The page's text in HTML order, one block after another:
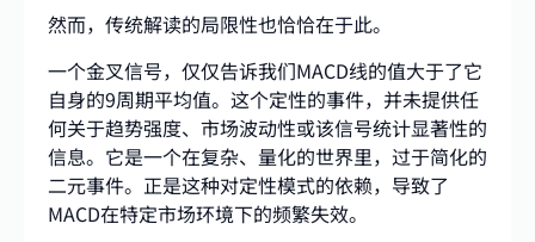
然而，传统解读的局限性也恰恰在于此。
一个金叉信号，仅仅告诉我们MACD线的值大于了它
自身的9周期平均值。这个定性的事件，并未提供任
何关于趋势强度、市场波动性或该信号统计显著性的
信息。它是一个在复杂、量化的世界里，过于简化的
二元事件。正是这种对定性模式的依赖，导致了
MACD在特定市场环境下的频繁失效。